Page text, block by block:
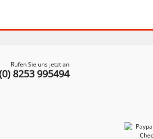
Rufen Sie uns jetzt an
8253 995494